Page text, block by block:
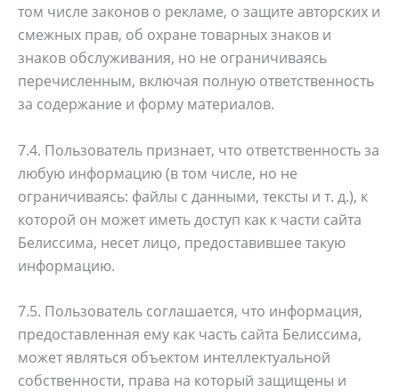
том числе законов о рекламе, о защите авторских и
смежных прав, об охране товарных знаков и
знаков обслуживания, но не ограничиваясь
перечисленным, включая полную ответственность
за содержание и форму материалов.
7.4. Пользователь признает, что ответственность за
любую информацию (в том числе, но не
ограничиваясь: файлы с данными, тексты и т. д.), к
которой он может иметь доступ как к части сайта
Белиссима, несет лицо, предоставившее такую
информацию.
7.5. Пользователь соглашается, что информация,
предоставленная ему как часть сайта Белиссима,
может являться объектом интеллектуальной
собственности, права на который защищены и